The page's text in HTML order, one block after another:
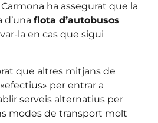
Carmona ha assegurat que la
flota d’autobusos
la en cas que sigui
que altres mitjans de
per entrar a
serveis alternatius per
modes de transport molt